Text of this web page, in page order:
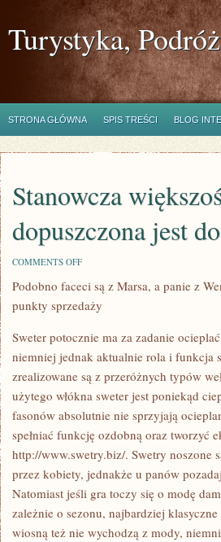
Turystyka,
STRONA GŁÓWNA SPIS TREŚCI BLOG
Stanowcza
dopuszczona jest
COMMENTS OFFON
WIĘKSZOŚĆ
ODZIEŻY
UŻYWANEJ,
DOPUSZCZONA
DO
W
PAŃSTWIE
Podobno faceci są z Marsa, a panie z
punkty sprzedaży
Sweter potocznie ma za zadanie
niemniej jednak aktualnie rola i funkcja
zrealizowane są z przeróżnych typów
użytego włókna sweter jest poniekąd
fasonów absolutnie nie sprzyjają
spełniać funkcję ozdobną oraz tworzyć
http://www.swetry.biz/. Swetry noszone
przez kobiety, jednakże u panów
Natomiast jeśli gra toczy się o modę
zależnie o sezonu, najbardziej
wiosną też nie wychodzą z mody,